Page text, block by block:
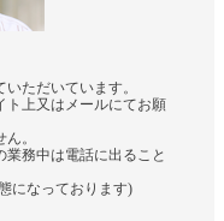
ただいています。
ト上又はメールにてお願
。
務中は電話に出ること
になっております)